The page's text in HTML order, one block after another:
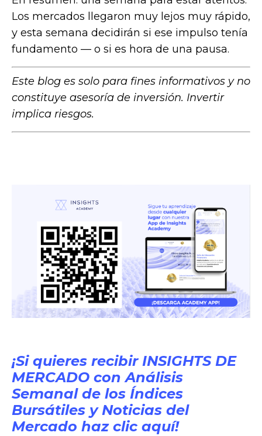
Los mercados llegaron muy lejos muy rápido,
y esta semana decidirán si ese impulso tenía
fundamento — o si es hora de una pausa.
Este blog es solo para fines informativos y no
constituye asesoría de inversión. Invertir
implica riesgos.
¡Si quieres recibir INSIGHTS DE
MERCADO con Análisis
Semanal de los Índices
Bursátiles y Noticias del
Mercado haz clic aquí!